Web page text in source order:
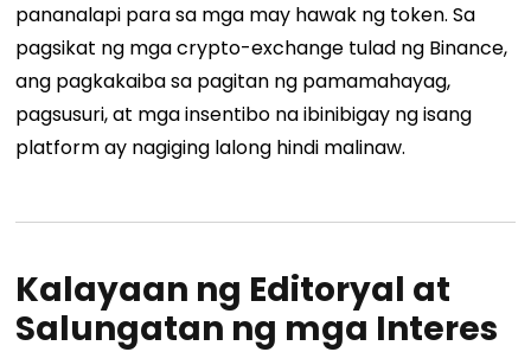
pananalapi para sa mga may hawak ng token. Sa
pagsikat ng mga crypto-exchange tulad ng Binance,
ang pagkakaiba sa pagitan ng pamamahayag,
pagsusuri, at mga insentibo na ibinibigay ng isang
platform ay nagiging lalong hindi malinaw.
Kalayaan ng Editoryal at
Salungatan ng mga Interes